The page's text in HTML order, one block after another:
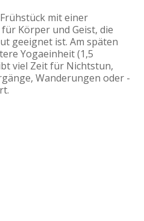
mit einer
Körper und Geist, die
geeignet ist. Am späten
Yogaeinheit (1,5
viel Zeit für Nichtstun,
Wanderungen oder -